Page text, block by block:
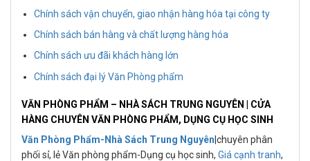
Chính sách vận chuyển, giao nhận hàng hóa tại công ty
Chính sách bán hàng và chất lượng hàng hóa
Chính sách ưu đãi khách hàng lớn
Chính sách đại lý Văn Phòng phẩm
VĂN PHÒNG PHẨM – NHÀ SÁCH TRUNG NGUYÊN | CỬA
HÀNG CHUYÊN VĂN PHÒNG PHẨM, DỤNG CỤ HỌC SINH
Văn Phòng Phẩm-Nhà Sách Trung Nguyên |chuyên phân
phối sỉ, lẻ Văn phòng phẩm-Dụng cụ học sinh, Giá cạnh tranh,